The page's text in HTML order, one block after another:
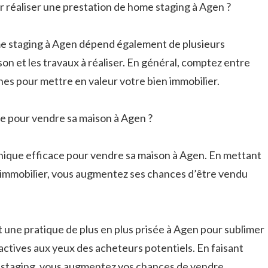
une prestation de home staging à Agen ?
staging à Agen dépend également de plusieurs
et les travaux à réaliser. En général, comptez entre
pour mettre en valeur votre bien immobilier.
vendre sa maison à Agen ?
efficace pour vendre sa maison à Agen. En mettant
vous augmentez ses chances d’être vendu
pratique de plus en plus prisée à Agen pour sublimer
aux yeux des acheteurs potentiels. En faisant